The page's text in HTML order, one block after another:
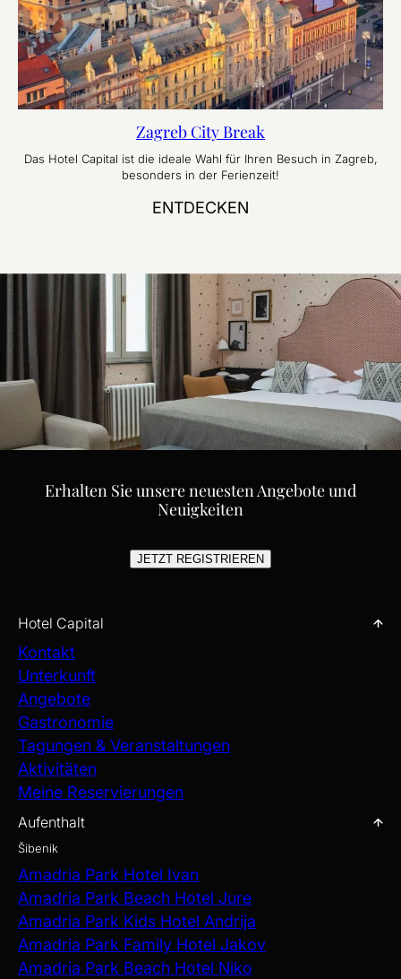
Zagreb City Break
Das Hotel Capital ist die ideale Wahl für Ihren Besuch in Zagreb,
besonders in der Ferienzeit!
ENTDECKEN
Erhalten Sie unsere neuesten Angebote und
Neuigkeiten
JETZT REGISTRIEREN
Hotel Capital
Kontakt
Unterkunft
Angebote
Gastronomie
Tagungen & Veranstaltungen
Aktivitäten
Meine Reservierungen
Aufenthalt
Šibenik
Amadria Park Hotel Ivan
Amadria Park Beach Hotel Jure
Amadria Park Kids Hotel Andrija
Amadria Park Family Hotel Jakov
Amadria Park Beach Hotel Niko